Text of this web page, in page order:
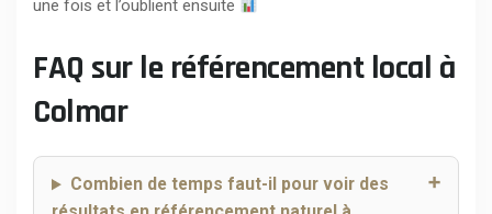
une fois et l’oublient ensuite
FAQ sur le référencement local à
Colmar
Combien de temps faut-il pour voir des